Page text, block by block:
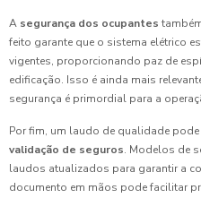
A segurança dos ocupantes
feito garante que o sistema elétrico
vigentes, proporcionando paz de
edificação. Isso é ainda mais
segurança é primordial para a
Por fim, um laudo de qualidade pode
validação de seguros. Modelos de
laudos atualizados para garantir a
documento em mãos pode facilitar